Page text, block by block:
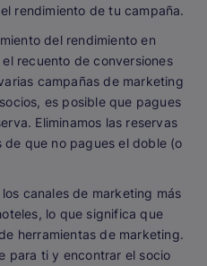
rendimiento de tu campaña.
del rendimiento en
recuento de conversiones
campañas de marketing
es posible que pagues
Eliminamos las reservas
que no pagues el doble (o
canales de marketing más
lo que significa que
herramientas de marketing.
para ti y encontrar el socio